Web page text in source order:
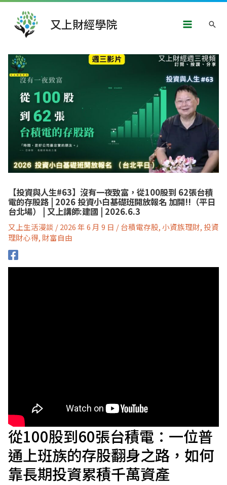
跳
又上財經學院
Menu搜
【投資與人生#63】沒有一夜致富，從100股到 62張台積
電的存股路 | 2026 投資小白基礎班開放報名 加開!!（平日
台北場） | 又上講師:建國 | 2026.6.3
又上生活漫談 /2026 年 6 月 9 日 /台積電存股,小資族理財, 投資
理財心得, 財富自由
從100股到60張台積電：一位普
通上班族的存股翻身之路，如何
靠長期投資累積千萬資產
導
覽